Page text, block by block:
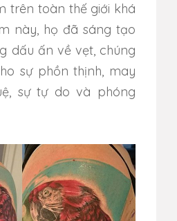
trên toàn thế giới khá
này, họ đã sáng tạo
dấu ấn về vẹt, chúng
sự phồn thịnh, may
sự tự do và phóng